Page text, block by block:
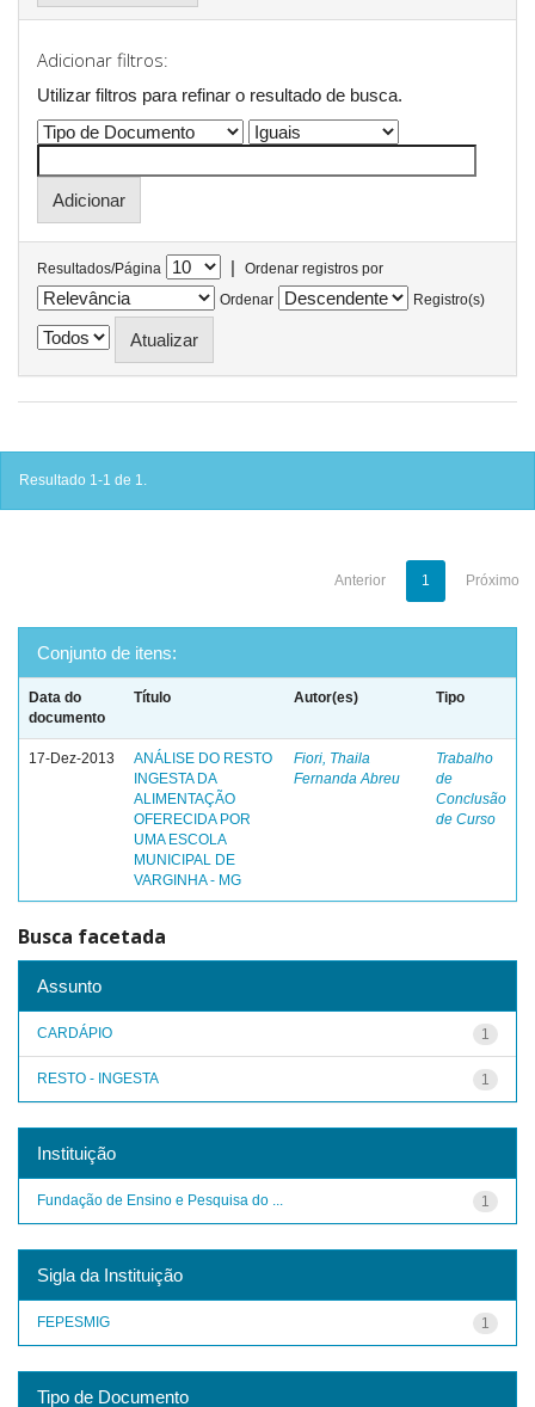
Adicionar filtros:
Utilizar filtros para refinar o resultado de busca.
Resultados/Página |
Ordenar registros por
Ordenar
Registro(s)
Resultado 1-1 de 1.
Anterior 1 Próximo
Conjunto de itens:
Data do
documento
Título Autor(es) Tipo
17-Dez-2013
ANÁLISE DO RESTO
INGESTA DA
ALIMENTAÇÃO
OFERECIDA POR
UMA ESCOLA
MUNICIPAL DE
VARGINHA - MG
Fiori, Thaila
Fernanda Abreu
Trabalho
de
Conclusão
de Curso
Busca facetada
Assunto
1
CARDÁPIO
1
RESTO - INGESTA
Instituição
1
Fundação de Ensino e Pesquisa do ...
Sigla da Instituição
1
FEPESMIG
Tipo de Documento